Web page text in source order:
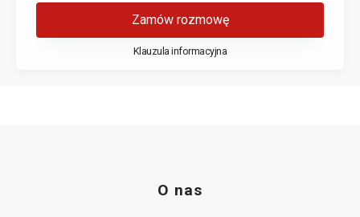
Zamów rozmowę
Klauzula informacyjna
O nas